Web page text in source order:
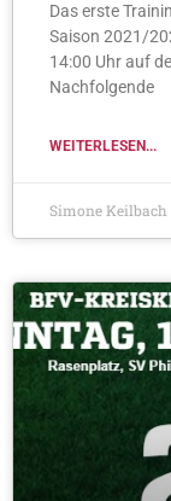
Das erste
Saison 2021/
14:00 Uhr auf
Nachfolgende
WEITERLESEN...
Simone Keilbach